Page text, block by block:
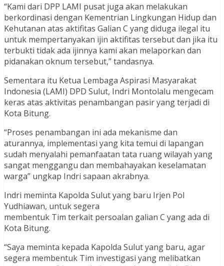
“Kami dari DPP LAMI pusat juga akan melakukan
berkordinasi dengan Kementrian Lingkungan Hidup dan
Kehutanan atas aktifitas Galian C yang diduga ilegal itu
untuk mempertanyakan ijin aktifitas tersebut dan jika itu
terbukti tidak ada ijinnya kami akan melaporkan dan
pidanakan oknum tersebut,” tandasnya.
Sementara itu Ketua Lembaga Aspirasi Masyarakat
Indonesia (LAMI) DPD Sulut, Indri Montolalu mengecam
keras atas aktivitas penambangan pasir yang terjadi di
Kota Bitung.
“Proses penambangan ini ada mekanisme dan
aturannya, implementasi yang kita temui di lapangan
sudah menyalahi pemanfaatan tata ruang wilayah yang
sangat menggangu dan membahayakan keselamatan
warga” ungkap Indri sapaan akrabnya.
Indri meminta Kapolda Sulut yang baru Irjen Pol
Yudhiawan, untuk segera
membentuk Tim terkait persoalan galian C yang ada di
Kota Bitung.
“Saya meminta kepada Kapolda Sulut yang baru, agar
segera membentuk Tim investigasi yang melibatkan